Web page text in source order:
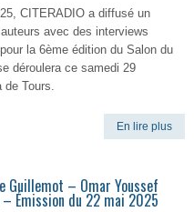
CITERADIO a diffusé un
avec des interviews
la 6ème édition du Salon du
déroulera ce samedi 29
de Tours.
En lire plus
Guillemot – Omar Youssef
Émission du 22 mai 2025